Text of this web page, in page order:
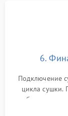
6.
Подключение
цикла сушки.
набора
конденсата) и